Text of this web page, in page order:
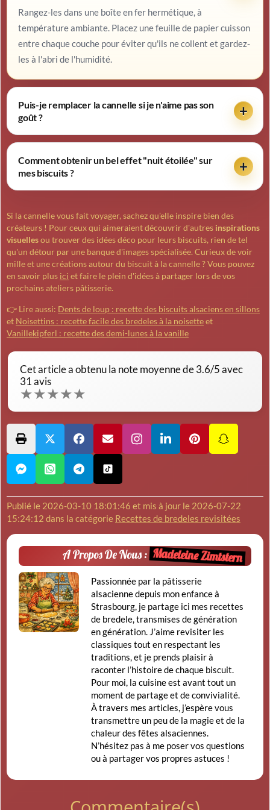
Rangez-les dans une boîte en fer hermétique, à
température ambiante. Placez une feuille de papier cuisson
entre chaque couche pour éviter qu'ils ne collent et gardez-
les à l'abri de l'humidité.
Puis-je remplacer la cannelle si je n'aime pas son
goût ?
Comment obtenir un bel effet "nuit étoilée" sur
mes biscuits ?
Si la cannelle vous fait voyager, sachez qu'elle inspire bien des
créateurs ! Pour ceux qui aimeraient découvrir d'autres inspirations
visuellesou trouver des idées déco pour leurs biscuits, rien de tel
qu'un détour par une banque d'images spécialisée. Curieux de voir
mille et une créations autour du biscuit à la cannelle ? Vous pouvez
en savoir plus ici et faire le plein d'idées à partager lors de vos
prochains ateliers pâtisserie.
👉 Lire aussi: Dents de loup : recette des biscuits alsaciens en sillons
et Noisettins : recette facile des bredeles à la noisetteet
Vanillekipferl : recette des demi-lunes à la vanille
Cet article a obtenu la note moyenne de3.6/5 avec
31avis
★★★★★
Publié le 2026-03-10 18:01:46 et mis à jour le 2026-07-22
15:24:12 dans la catégorie Recettes de bredeles revisitées
A Propos De Nous :Madeleine Zimtstern
Passionnée par la pâtisserie
alsacienne depuis mon enfance à
Strasbourg, je partage ici mes recettes
de bredele, transmises de génération
en génération. J’aime revisiter les
classiques tout en respectant les
traditions, et je prends plaisir à
raconter l’histoire de chaque biscuit.
Pour moi, la cuisine est avant tout un
moment de partage et de convivialité.
À travers mes articles, j’espère vous
transmettre un peu de la magie et de la
chaleur des fêtes alsaciennes.
N’hésitez pas à me poser vos questions
ou à partager vos propres astuces !